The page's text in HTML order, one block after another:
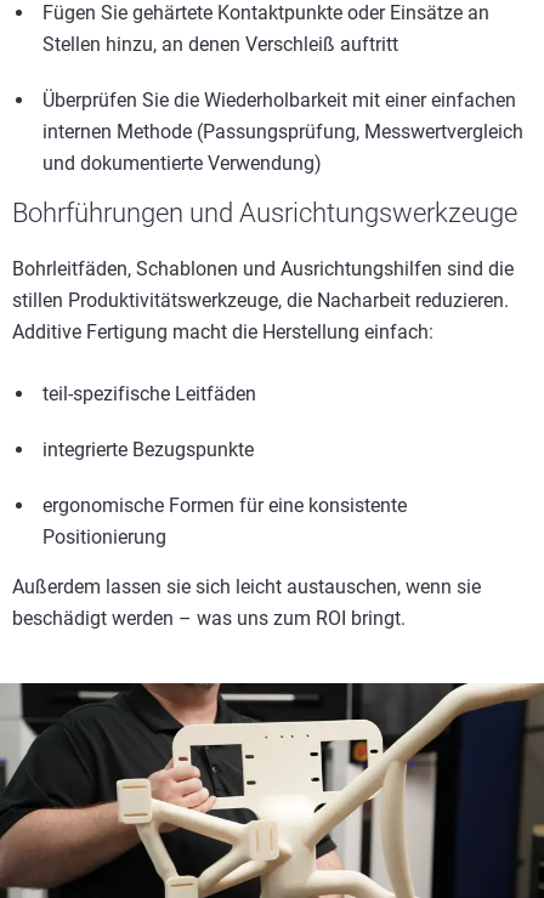
Fügen Sie gehärtete Kontaktpunkte oder Einsätze an
Stellen hinzu, an denen Verschleiß auftritt
Überprüfen Sie die Wiederholbarkeit mit einer einfachen
internen Methode (Passungsprüfung, Messwertvergleich
und dokumentierte Verwendung)
Bohrführungen und Ausrichtungswerkzeuge
Bohrleitfäden, Schablonen und Ausrichtungshilfen sind die
stillen Produktivitätswerkzeuge, die Nacharbeit reduzieren.
Additive Fertigung macht die Herstellung einfach:
teil-spezifische Leitfäden
integrierte Bezugspunkte
ergonomische Formen für eine konsistente
Positionierung
Außerdem lassen sie sich leicht austauschen, wenn sie
beschädigt werden – was uns zum ROI bringt.